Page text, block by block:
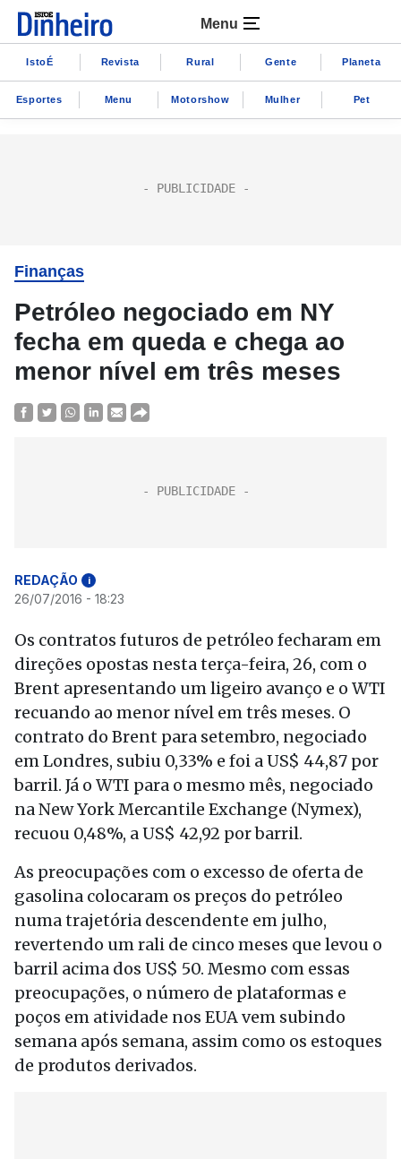
Menu
IstoÉ Revista Rural Gente Planeta
Esportes Menu Motorshow Mulher Pet
Finanças
Petróleo negociado em NY
fecha em queda e chega ao
menor nível em três meses
REDAÇÃO i
26/07/2016 - 18:23
Os contratos futuros de petróleo fecharam em
direções opostas nesta terça-feira, 26, com o
Brent apresentando um ligeiro avanço e o WTI
recuando ao menor nível em três meses. O
contrato do Brent para setembro, negociado
em Londres, subiu 0,33% e foi a US$ 44,87 por
barril. Já o WTI para o mesmo mês, negociado
na New York Mercantile Exchange (Nymex),
recuou 0,48%, a US$ 42,92 por barril.
As preocupações com o excesso de oferta de
gasolina colocaram os preços do petróleo
numa trajetória descendente em julho,
revertendo um rali de cinco meses que levou o
barril acima dos US$ 50. Mesmo com essas
preocupações, o número de plataformas e
poços em atividade nos EUA vem subindo
semana após semana, assim como os estoques
de produtos derivados.